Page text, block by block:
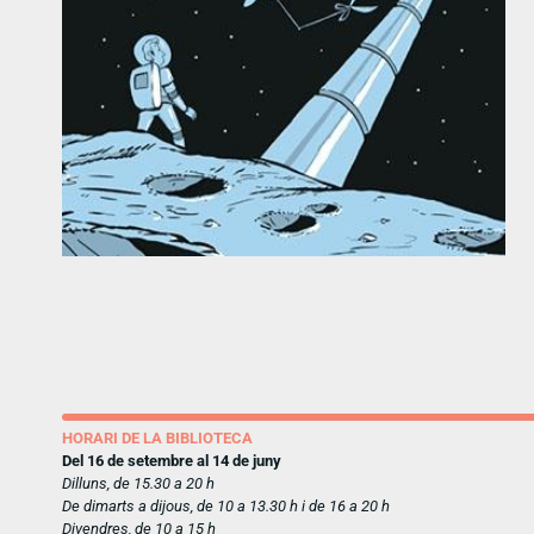
HORARI DE LA BIBLIOTECA
Del 16 de setembre al 14 de juny
Dilluns, de 15.30 a 20 h
De dimarts a dijous, de 10 a 13.30 h i de 16 a 20 h
Divendres, de 10 a 15 h